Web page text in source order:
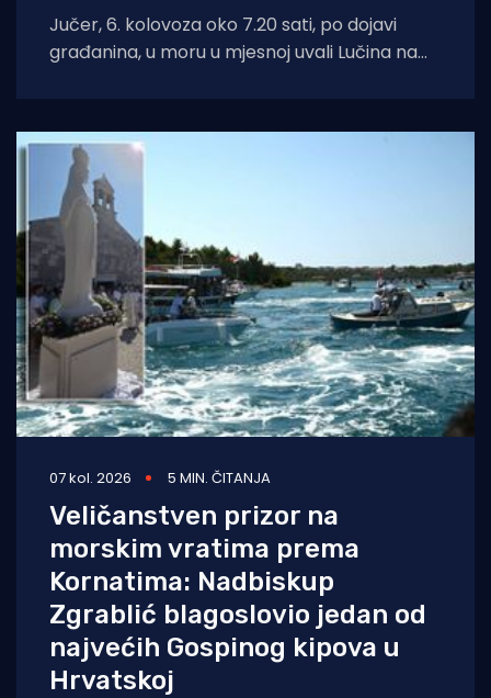
Jučer, 6. kolovoza oko 7.20 sati, po dojavi
građanina, u moru u mjesnoj uvali Lučina na
07 kol. 2026 5 MIN. ČITANJA
Veličanstven prizor na
morskim vratima prema
Kornatima: Nadbiskup
Zgrablić blagoslovio jedan od
najvećih Gospinog kipova u
Hrvatskoj